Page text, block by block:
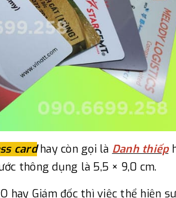
cardhay còn gọi là Danh thiếp
thông dụng là 5,5 × 9,0 cm.
hay Giám đốc thì việc thể hiện